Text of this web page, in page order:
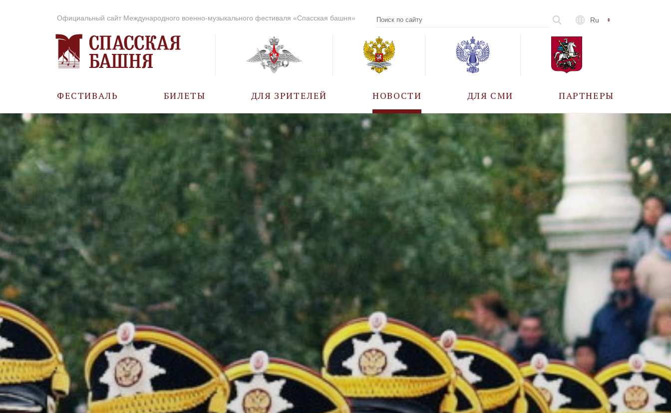
Официальный сайт Международного военно-музыкального фестиваля «Спасская башня» Ru
ФЕСТИВАЛЬ
О ФЕСТИВАЛЕ
ИСТОРИЯ
ФОТО И ВИДЕО
МУЗЫКА В ГОДЫ
ВОВ
ОРКЕСТРЫ В
ПАРКАХ
СПАССКАЯ БАШНЯ
ДЕТЯМ
БИЛЕТЫ ДЛЯ ЗРИТЕЛЕЙ
УЧАСТНИКИ
КАЛЕНДАРЬ СОБЫТИЙ
ВОПРОС – ОТВЕТ
ПРАВИЛА ПОСЕЩЕНИЯ
УПОЛНОМОЧЕННЫЕ
АГЕНТЫ
НОВОСТИ ДЛЯ СМИ
АККРЕДИТАЦИЯ
ПАРТНЕРЫ